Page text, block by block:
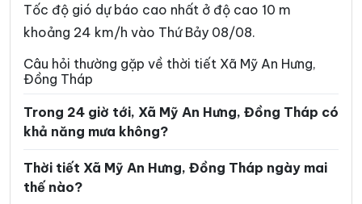
Xã Kim Sơn Xã Lai Vung
Xã Lấp Vò Xã Long Bình
Xã Long Định Xã Long Khánh
Xã Lương Hòa Lạc
Xã Mỹ Hiệp Xã Mỹ Lợi
Xã Mỹ Quí
Tốc độ gió dự báo cao nhất ở độ cao 10 m
khoảng 24 km/h vào Thứ Bảy 08/08.
Câu hỏi thường gặp về thời tiết Xã Mỹ An Hưng,
Đồng Tháp
Trong 24 giờ tới, Xã Mỹ An Hưng, Đồng Tháp có
khả năng mưa không?
Thời tiết Xã Mỹ An Hưng, Đồng Tháp ngày mai
thế nào?